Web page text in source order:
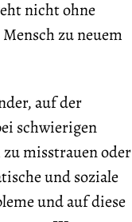
nicht ohne
zu neuem
auf der
schwierigen
misstrauen oder
und soziale
und auf diese